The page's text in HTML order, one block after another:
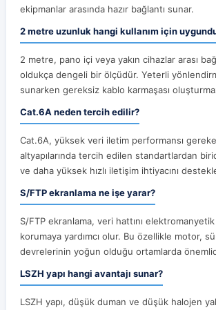
ekipmanlar arasında hazır bağlantı sunar.
2 metre uzunluk hangi kullanım için
2 metre, pano içi veya yakın cihazlar arası
oldukça dengeli bir ölçüdür. Yeterli
sunarken gereksiz kablo karmaşası
Cat.6A neden tercih edilir?
Cat.6A, yüksek veri iletim performansı
altyapılarında tercih edilen standartlardan
ve daha yüksek hızlı iletişim ihtiyacını
S/FTP ekranlama ne işe yarar?
S/FTP ekranlama, veri hattını
korumaya yardımcı olur. Bu özellikle motor,
devrelerinin yoğun olduğu ortamlarda
LSZH yapı hangi avantajı sunar?
LSZH yapı, düşük duman ve düşük halojen